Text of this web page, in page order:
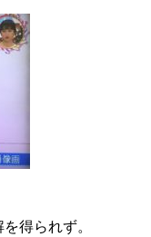
得られず。